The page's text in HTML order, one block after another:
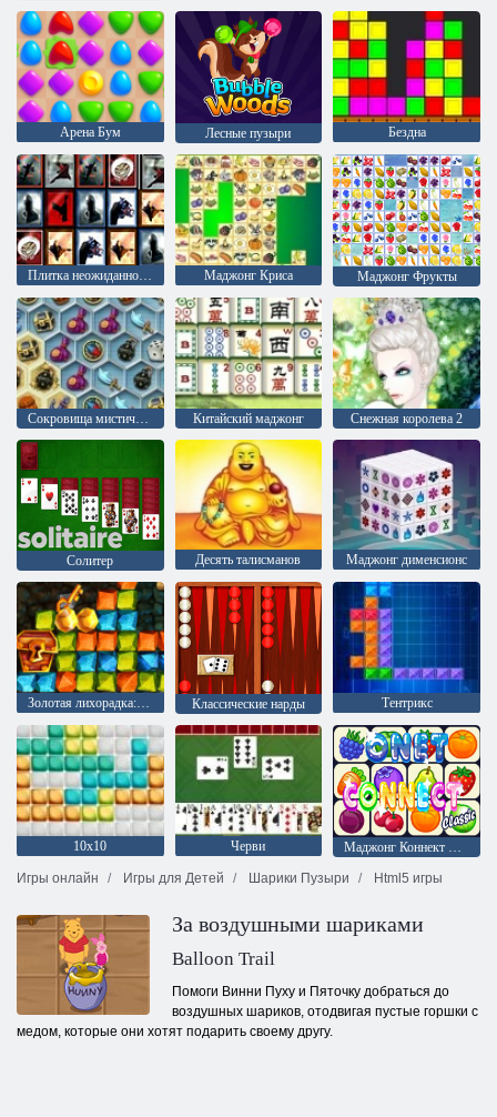
Арена Бум Лесные пузыри Бездна
Маджонг Криса Маджонг Фрукты
Китайский маджонг Снежная королева 2
Солитер Десять талисманов Mаджонг дименсионс
Золотая лихорадка: Охотник за сокровищами Классические нарды Тентрикс
10х10 Черви
Маджонг Коннект Онет
Игры онлайн
Игры для Детей Шарики Пузыри Html5 игры
За воздушными шариками
Balloon Trail
Помоги Винни Пуху и Пяточку добраться до
воздушных шариков, отодвигая пустые горшки с
медом, которые они хотят подарить своему другу.